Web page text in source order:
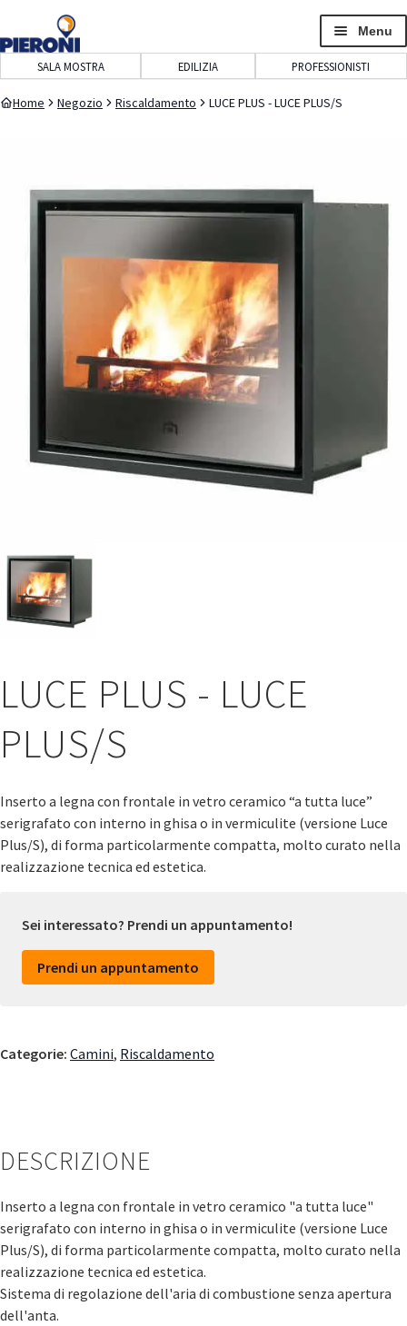
navigazione
contenuto
Menu
SALA MOSTRA EDILIZIA PROFESSIONISTI
Home Negozio Riscaldamento LUCE PLUS - LUCE PLUS/S
LUCE PLUS - LUCE
PLUS/S
Inserto a legna con frontale in vetro ceramico “a tutta luce”
serigrafato con interno in ghisa o in vermiculite (versione Luce
Plus/S), di forma particolarmente compatta, molto curato nella
realizzazione tecnica ed estetica.
Sei interessato? Prendi un appuntamento!
Prendi un appuntamento
Categorie: Camini, Riscaldamento
DESCRIZIONE
Inserto a legna con frontale in vetro ceramico "a tutta luce"
serigrafato con interno in ghisa o in vermiculite (versione Luce
Plus/S), di forma particolarmente compatta, molto curato nella
realizzazione tecnica ed estetica.
Sistema di regolazione dell'aria di combustione senza apertura
dell'anta.